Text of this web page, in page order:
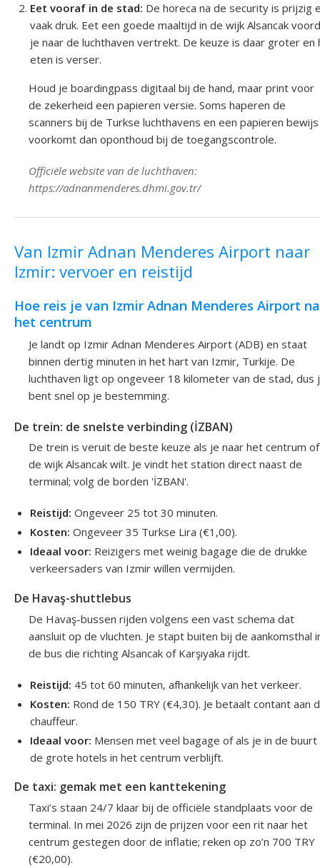
Eet vooraf in de stad: De horeca na de security is prijzig
vaak druk. Eet een goede maaltijd in de wijk Alsancak
je naar de luchthaven vertrekt. De keuze is daar groter en
eten is verser.
Houd je boardingpass digitaal bij de hand, maar print voor
de zekerheid een papieren versie. Soms haperen de
scanners bij de Turkse luchthavens en een papieren bewijs
voorkomt dan oponthoud bij de toegangscontrole.
Officiële website van de luchthaven:
https://adnanmenderes.dhmi.gov.tr/
Van Izmir Adnan Menderes Airport naar
Izmir: vervoer en reistijd
Hoe reis je van Izmir Adnan Menderes Airport
het centrum
Je landt op Izmir Adnan Menderes Airport (ADB) en staat
binnen dertig minuten in het hart van Izmir, Turkije. De
luchthaven ligt op ongeveer 18 kilometer van de stad, dus
bent snel op je bestemming.
De trein: de snelste verbinding (İZBAN)
De trein is veruit de beste keuze als je naar het centrum of
de wijk Alsancak wilt. Je vindt het station direct naast de
terminal; volg de borden 'İZBAN'.
Reistijd: Ongeveer 25 tot 30 minuten.
Kosten: Ongeveer 35 Turkse Lira (€1,00).
Ideaal voor: Reizigers met weinig bagage die de drukke
verkeersaders van Izmir willen vermijden.
De Havaş-shuttlebus
De Havaş-bussen rijden volgens een vast schema dat
aansluit op de vluchten. Je stapt buiten bij de aankomsthal
de bus die richting Alsancak of Karşıyaka rijdt.
Reistijd: 45 tot 60 minuten, afhankelijk van het verkeer.
Kosten: Rond de 150 TRY (€4,30). Je betaalt contant aan
chauffeur.
Ideaal voor: Mensen met veel bagage of als je in de buurt
de grote hotels in het centrum verblijft.
De taxi: gemak met een kanttekening
Taxi’s staan 24/7 klaar bij de officiële standplaats voor de
terminal. In mei 2026 zijn de prijzen voor een rit naar het
centrum gestegen door de inflatie; reken op zo’n 700 TRY
(€20,00).